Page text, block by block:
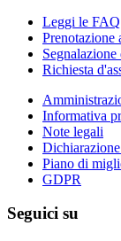
Leggi le FAQ
Prenotazione
Richiesta
Informativa
Note legali
Piano di
GDPR
Seguici su